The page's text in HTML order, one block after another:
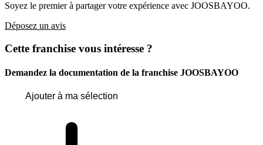
Soyez le premier à partager votre expérience avec JOOSBAYOO.
Déposez un avis
Cette franchise vous intéresse ?
Demandez la documentation de la franchise JOOSBAYOO
Ajouter à ma sélection